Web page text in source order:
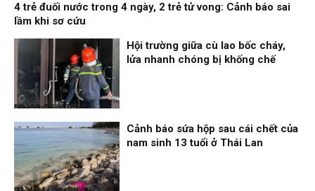
4 trẻ đuối nước trong 4 ngày, 2 trẻ tử vong: Cảnh báo sai
lầm khi sơ cứu
Nhịp sống 24h
09/08/26, 08:16
Hội trường giữa cù lao bốc cháy,
lửa nhanh chóng bị khống chế
Cảnh báo sứa hộp sau cái chết của
nam sinh 13 tuổi ở Thái Lan